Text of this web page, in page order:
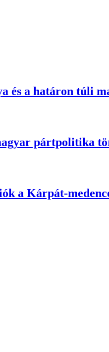
és a határon túli
pártpolitika
a Kárpát-